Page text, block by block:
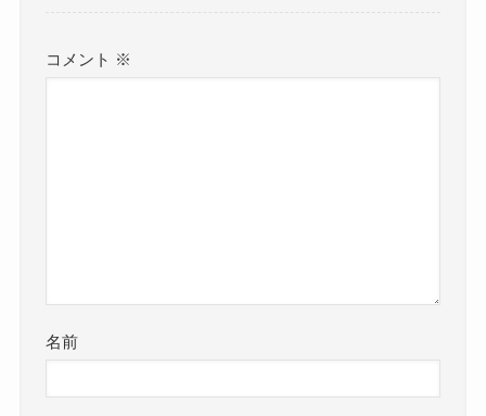
コメント ※
名前